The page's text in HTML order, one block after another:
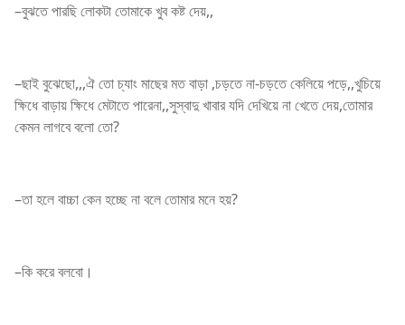
–বুঝতে পারছি লোকটা তোমাকে খুব কষ্ট দেয়,,
–ছাই বুঝেছো,,,ঐ তো চ্যাং মাছের মত বাড়া ,চড়তে না-চড়তে কেলিয়ে পড়ে,,খুচিয়ে
ক্ষিধে বাড়ায় ক্ষিধে মেটাতে পারেনা,,সুস্বাদু খাবার যদি দেখিয়ে না খেতে দেয়,তোমার
কেমন লাগবে বলো তো?
–তা হলে বাচ্চা কেন হচ্ছে না বলে তোমার মনে হয়?
–কি করে বলবো।